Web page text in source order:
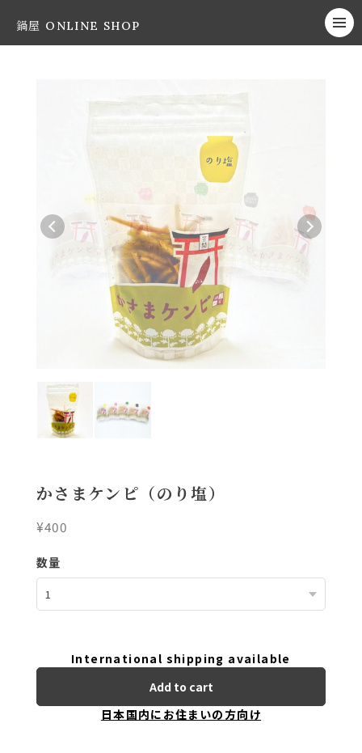
鍋屋 ONLINE SHOP
かさまケンピ（のり塩）
¥400
数量
International shipping available
Add to cart
日本国内にお住まいの方向け